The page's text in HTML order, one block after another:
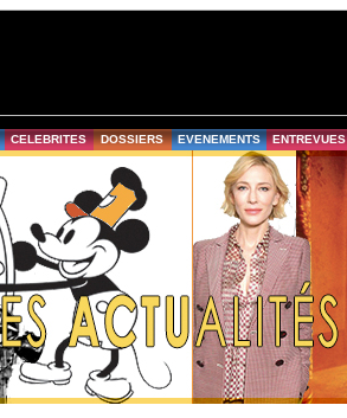
CELEBRITES DOSSIERS EVENEMENTS ENTREVUES